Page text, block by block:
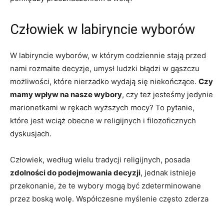
Człowiek w ​labiryncie ‌wyborów
W labiryncie wyborów, w⁤ którym codziennie stają przed
nami rozmaite decyzje, umysł ludzki błądzi w ‌gąszczu
możliwości, które nierzadko wydają się niekończące. Czy
mamy wpływ na nasze wybory,⁢ czy też jesteśmy jedynie
marionetkami w rękach wyższych​ mocy? To pytanie,
które⁢ jest wciąż obecne ​w religijnych i filozoficznych
⁤dyskusjach.
Człowiek,‌ według wielu tradycji religijnych, posada
zdolności do‌ podejmowania decyzji, jednak ⁤istnieje
przekonanie, że ⁢te wybory mogą być zdeterminowane
przez boską wolę. Współczesne myślenie często zderza